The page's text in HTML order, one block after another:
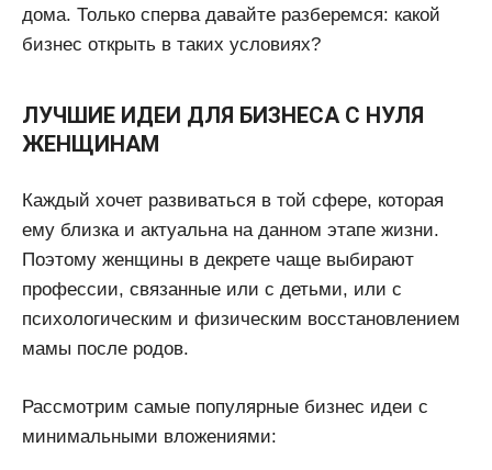
дома. Только сперва давайте разберемся: какой
бизнес открыть в таких условиях?
ЛУЧШИЕ ИДЕИ ДЛЯ БИЗНЕСА С НУЛЯ
ЖЕНЩИНАМ
Каждый хочет развиваться в той сфере, которая
ему близка и актуальна на данном этапе жизни.
Поэтому женщины в декрете чаще выбирают
профессии, связанные или с детьми, или с
психологическим и физическим восстановлением
мамы после родов.
Рассмотрим самые популярные бизнес идеи с
минимальными вложениями: